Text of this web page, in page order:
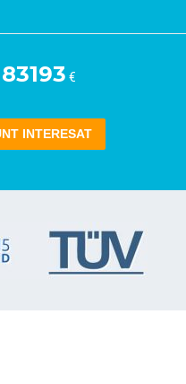
83193 €
INTERESAT